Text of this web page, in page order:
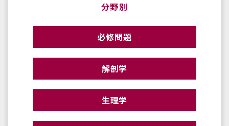
分野別
必修問題
解剖学
生理学